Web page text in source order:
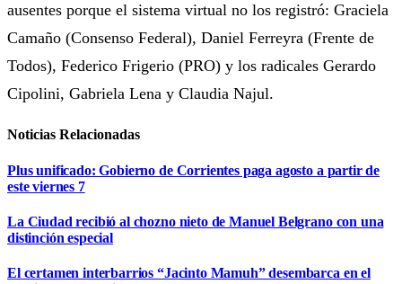
ausentes porque el sistema virtual no los registró: Graciela
Camaño (Consenso Federal), Daniel Ferreyra (Frente de
Todos), Federico Frigerio (PRO) y los radicales Gerardo
Cipolini, Gabriela Lena y Claudia Najul.
Noticias Relacionadas
Plus unificado: Gobierno de Corrientes paga agosto a partir de
este viernes 7
La Ciudad recibió al chozno nieto de Manuel Belgrano con una
distinción especial
El certamen interbarrios “Jacinto Mamuh” desembarca en el